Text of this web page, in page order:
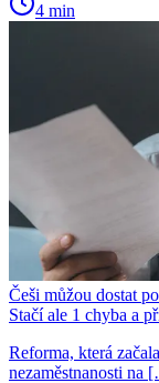
4 min
Češi můžou dostat
Stačí ale 1 chyba a
Reforma, která
nezaměstnanosti na